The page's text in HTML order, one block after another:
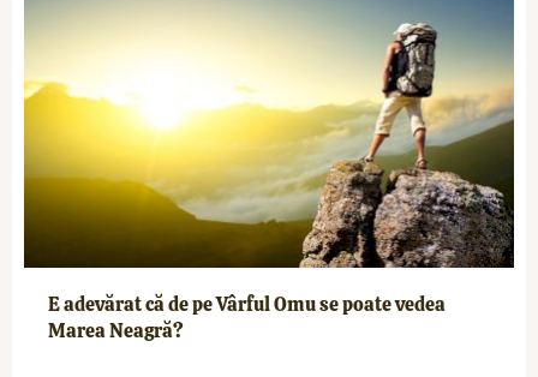
E adevărat că de pe Vârful Omu se poate vedea
Marea Neagră?